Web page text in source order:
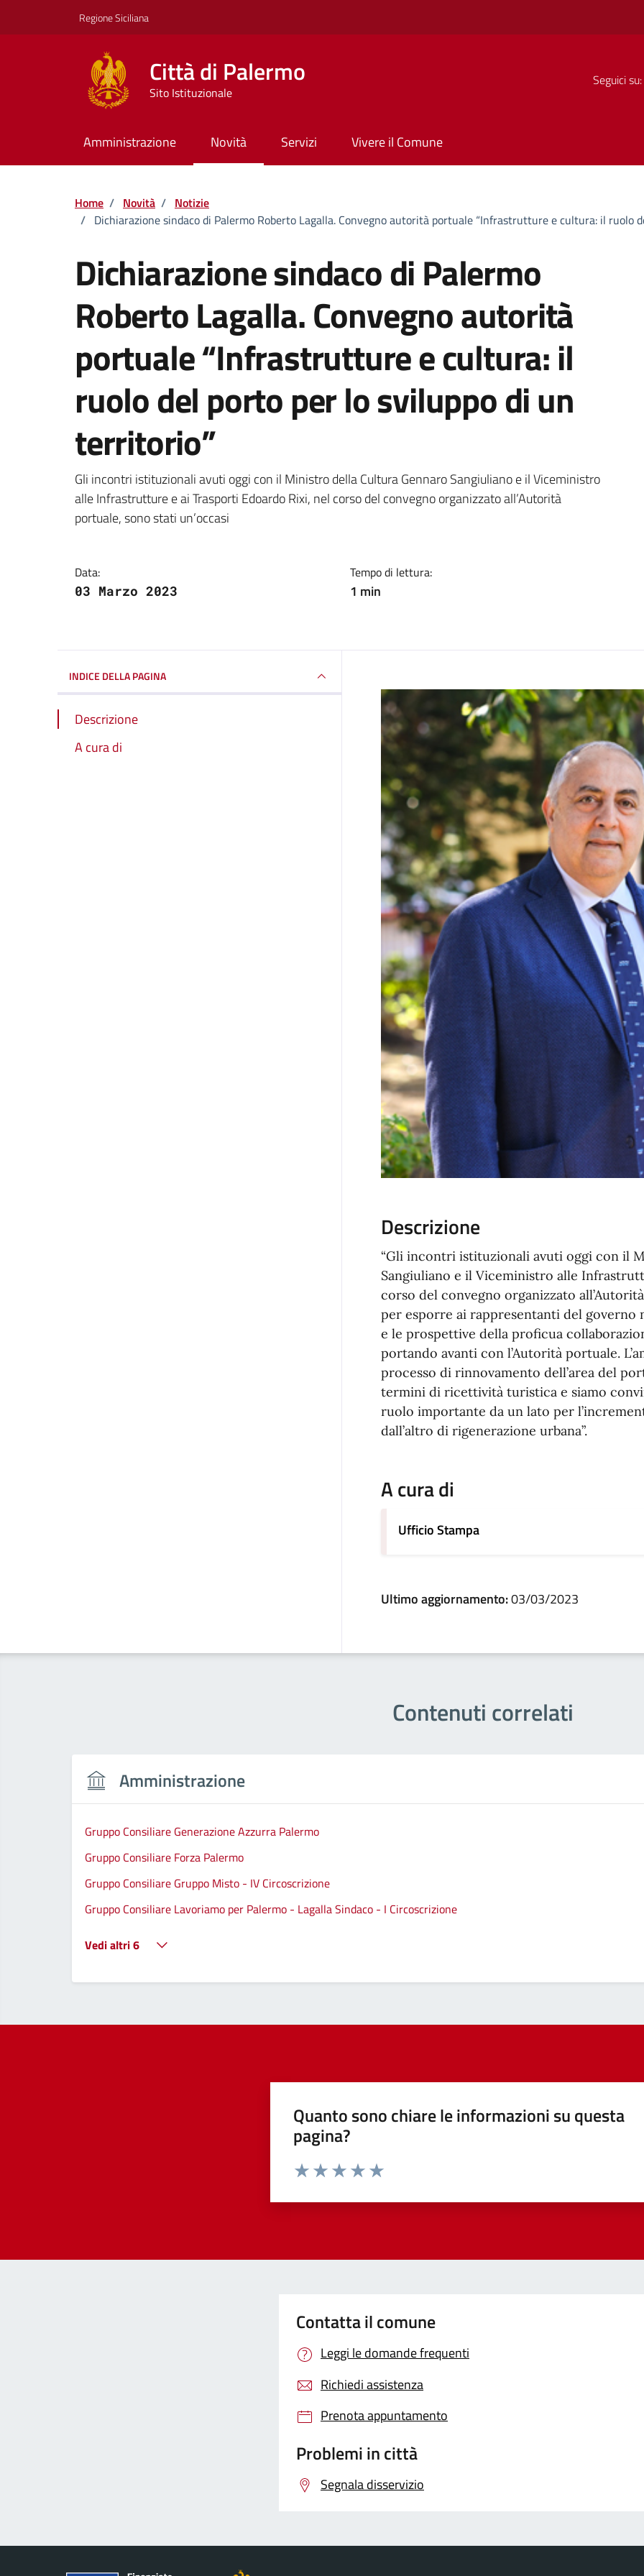
Regione Siciliana
Città di Palermo
Sito Istituzionale
Seguici su:
Amministrazione Novità Servizi Vivere il Comune
Home / Novità / Notizie
/ Dichiarazione sindaco di Palermo Roberto Lagalla. Convegno autorità portuale “Infrastrutture e cultura: il ruolo
Dichiarazione sindaco di Palermo
Roberto Lagalla. Convegno autorità
portuale “Infrastrutture e cultura: il
ruolo del porto per lo sviluppo di un
territorio”
Dettagli della notizia
Gli incontri istituzionali avuti oggi con il Ministro della Cultura Gennaro Sangiuliano e il Viceministro
alle Infrastrutture e ai Trasporti Edoardo Rixi, nel corso del convegno organizzato all’Autorità
portuale, sono stati un’occasi
Data:
03 Marzo 2023
Tempo di lettura:
1 min
INDICE DELLA PAGINA
Descrizione
A cura di
Descrizione
“Gli incontri istituzionali avuti oggi con il
Sangiuliano e il Viceministro alle
corso del convegno organizzato
per esporre ai rappresentanti del governo
e le prospettive della proficua
portando avanti con l’Autorità portuale.
processo di rinnovamento dell’area del
termini di ricettività turistica e siamo
ruolo importante da un lato per
dall’altro di rigenerazione urbana”.
A cura di
Ufficio Stampa
Ultimo aggiornamento:03/03/2023
Contenuti correlati
Amministrazione
Gruppo Consiliare Generazione Azzurra Palermo
Gruppo Consiliare Forza Palermo
Gruppo Consiliare Gruppo Misto - IV Circoscrizione
Gruppo Consiliare Lavoriamo per Palermo - Lagalla Sindaco - I Circoscrizione
Vedi altri 6
Quanto sono chiare le informazioni su questa
pagina?
Contatta il comune
Leggi le domande frequenti
Richiedi assistenza
Prenota appuntamento
Problemi in città
Segnala disservizio